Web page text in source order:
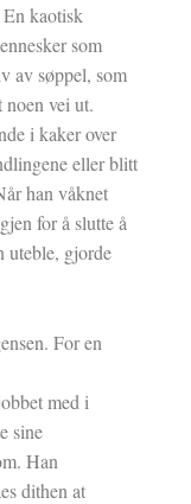
kaotisk
som
av søppel, som
noen vei ut.
i kaker over
eller blitt
han våknet
for å slutte å
uteble, gjorde
For en
med i
sine
Han
dithen at